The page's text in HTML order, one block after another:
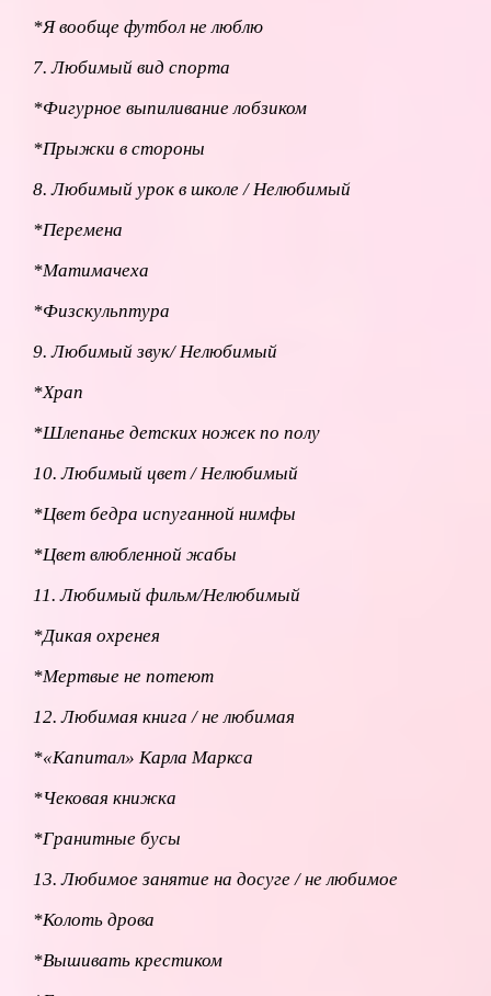
*Я вообще футбол не люблю
7. Любимый вид спорта
*Фигурное выпиливание лобзиком
*Прыжки в стороны
8. Любимый урок в школе / Нелюбимый
*Перемена
*Матимачеха
*Физскульптура
9. Любимый звук/ Нелюбимый
*Храп
*Шлепанье детских ножек по полу
10. Любимый цвет / Нелюбимый
*Цвет бедра испуганной нимфы
*Цвет влюбленной жабы
11. Любимый фильм/Нелюбимый
*Дикая охренея
*Мертвые не потеют
12. Любимая книга / не любимая
*«Капитал» Карла Маркса
*Чековая книжка
*Гранитные бусы
13. Любимое занятие на досуге / не любимое
*Колоть дрова
*Вышивать крестиком